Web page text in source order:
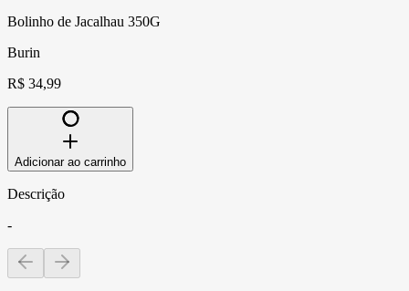
Bolinho de Jacalhau 350G
Burin
R$ 34,99
Adicionar ao carrinho
Descrição
-